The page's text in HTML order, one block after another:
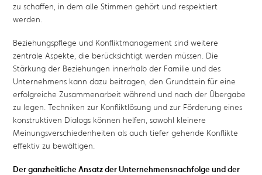
zu schaffen, in dem alle Stimmen gehört und respektiert
werden.
Beziehungspflege und Konfliktmanagement sind weitere
zentrale Aspekte, die berücksichtigt werden müssen. Die
Stärkung der Beziehungen innerhalb der Familie und des
Unternehmens kann dazu beitragen, den Grundstein für eine
erfolgreiche Zusammenarbeit während und nach der Übergabe
zu legen. Techniken zur Konfliktlösung und zur Förderung eines
konstruktiven Dialogs können helfen, sowohl kleinere
Meinungsverschiedenheiten als auch tiefer gehende Konflikte
effektiv zu bewältigen.
Der ganzheitliche Ansatz der Unternehmensnachfolge und der